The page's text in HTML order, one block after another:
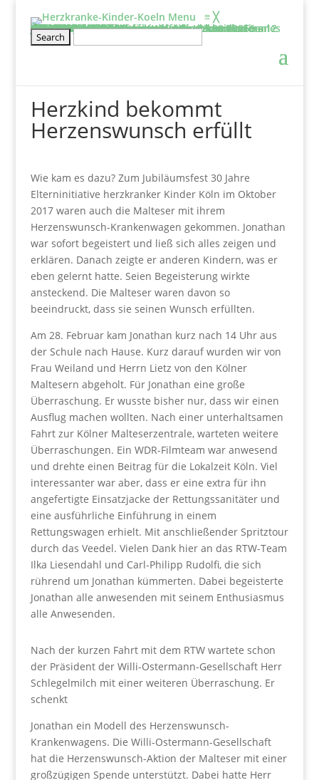
Menu ≡ ╳
Informieren
Über uns
Film: Projekte der Elterninitiative
Aufgaben & Ziele
Entstehung
Satzung
Vorstand
Kontakt
Schirmherr/frau
Tätigkeitsbericht
2025
2024
2023
2022
2021
2020
Projekte
Kölner Klinikclowns
Kunsttherapie
Besuchsdienst
Elternwohnung
Netzwerke und links
Wissenswertes
BHVK
Herzfenster & Info
Newsletter BVHK
Mitmachen
Veranstaltung
Geschwisterseminar für gesunde Kinder von 6 – 12 Jahre und ihre Eltern vom 25.09. – 27.09.2026
2026-Seminar für Eltern: Wir gehe ich mit meinen Ängsten um?
Wellenreiten- und Surf Kurs für herzkranke Teenies von 12 – 18 Jahren
Klettertraining für herzkranke Kinder und Geschwister ab 6 Jahre
Rückblick
Erfahrungsberichte
Mitglied werden
Stammtisch für Eltern von herzkranken Kindern
Kontakt
Spenden
Jetzt Spenden
Spendeneinsatz
Aktuelle Spendenprojekte
Vielen Dank
Spendenbescheinigung
Freistellungsbescheid
Herzkind bekommt
Herzenswunsch erfüllt
Wie kam es dazu? Zum Jubiläumsfest 30 Jahre
Elterninitiative herzkranker Kinder Köln im Oktober
2017 waren auch die Malteser mit ihrem
Herzenswunsch-Krankenwagen gekommen. Jonathan
war sofort begeistert und ließ sich alles zeigen und
erklären. Danach zeigte er anderen Kindern, was er
eben gelernt hatte. Seien Begeisterung wirkte
ansteckend. Die Malteser waren davon so
beeindruckt, dass sie seinen Wunsch erfüllten.
Am 28. Februar kam Jonathan kurz nach 14 Uhr aus
der Schule nach Hause. Kurz darauf wurden wir von
Frau Weiland und Herrn Lietz von den Kölner
Maltesern abgeholt. Für Jonathan eine große
Überraschung. Er wusste bisher nur, dass wir einen
Ausflug machen wollten. Nach einer unterhaltsamen
Fahrt zur Kölner Malteserzentrale, warteten weitere
Überraschungen. Ein WDR-Filmteam war anwesend
und drehte einen Beitrag für die Lokalzeit Köln. Viel
interessanter war aber, dass er eine extra für ihn
angefertigte Einsatzjacke der Rettungssanitäter und
eine ausführliche Einführung in einem
Rettungswagen erhielt. Mit anschließender Spritztour
durch das Veedel. Vielen Dank hier an das RTW-Team
Ilka Liesendahl und Carl-Philipp Rudolfi, die sich
rührend um Jonathan kümmerten. Dabei begeisterte
Jonathan alle anwesenden mit seinem Enthusiasmus
alle Anwesenden.
Nach der kurzen Fahrt mit dem RTW wartete schon
der Präsident der Willi-Ostermann-Gesellschaft Herr
Schlegelmilch mit einer weiteren Überraschung. Er
schenkt
Jonathan ein Modell des Herzenswunsch-
Krankenwagens. Die Willi-Ostermann-Gesellschaft
hat die Herzenswunsch-Aktion der Malteser mit einer
großzügigen Spende unterstützt. Dabei hatte Herr